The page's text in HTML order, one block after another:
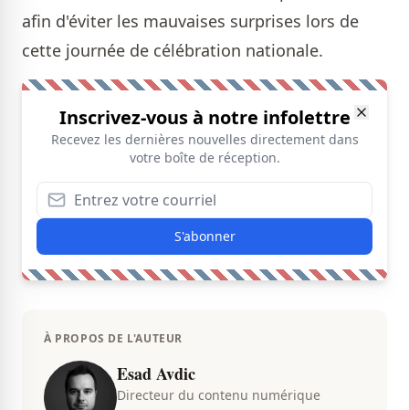
afin d'éviter les mauvaises surprises lors de
cette journée de célébration nationale.
Inscrivez-vous à notre infolettre
Recevez les dernières nouvelles directement dans
votre boîte de réception.
S'abonner
À PROPOS DE L'AUTEUR
Esad Avdic
Directeur du contenu numérique